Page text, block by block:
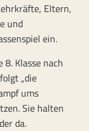
Eltern,
und
ein.
8. Klasse nach
„die
ums
Sie halten
da.